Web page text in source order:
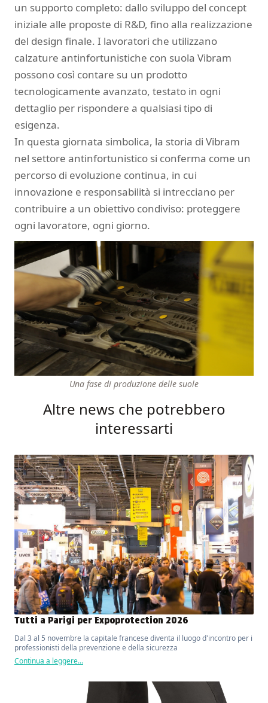
un supporto completo: dallo sviluppo del concept
iniziale alle proposte di R&D, fino alla realizzazione
del design finale. I lavoratori che utilizzano
calzature antinfortunistiche con suola Vibram
possono così contare su un prodotto
tecnologicamente avanzato, testato in ogni
dettaglio per rispondere a qualsiasi tipo di
esigenza.
In questa giornata simbolica, la storia di Vibram
nel settore antinfortunistico si conferma come un
percorso di evoluzione continua, in cui
innovazione e responsabilità si intrecciano per
contribuire a un obiettivo condiviso: proteggere
ogni lavoratore, ogni giorno.
Una fase di produzione delle suole
Altre news che potrebbero
interessarti
Tutti a Parigi per Expoprotection 2026
Dal 3 al 5 novembre la capitale francese diventa il luogo d'incontro per i
professionisti della prevenzione e della sicurezza
Continua a leggere...